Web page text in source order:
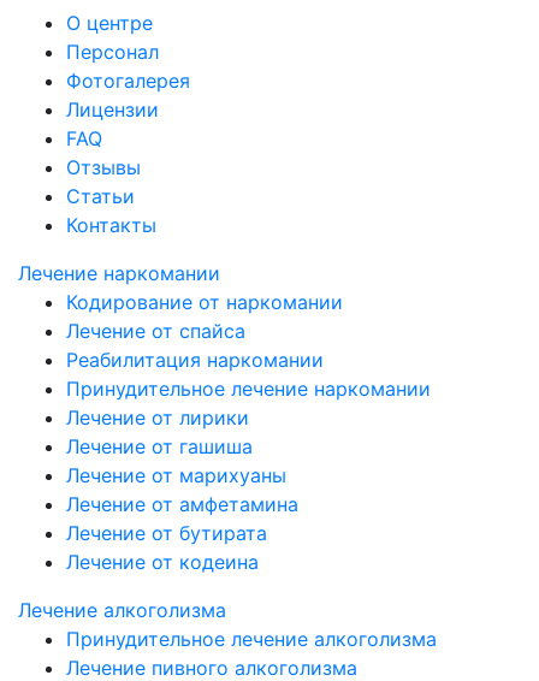
О центре
Персонал
Фотогалерея
Лицензии
FAQ
Отзывы
Статьи
Контакты
Лечение наркомании
Кодирование от наркомании
Лечение от спайса
Реабилитация наркомании
Принудительное лечение наркомании
Лечение от лирики
Лечение от гашиша
Лечение от марихуаны
Лечение от амфетамина
Лечение от бутирата
Лечение от кодеина
Лечение алкоголизма
Принудительное лечение алкоголизма
Лечение пивного алкоголизма